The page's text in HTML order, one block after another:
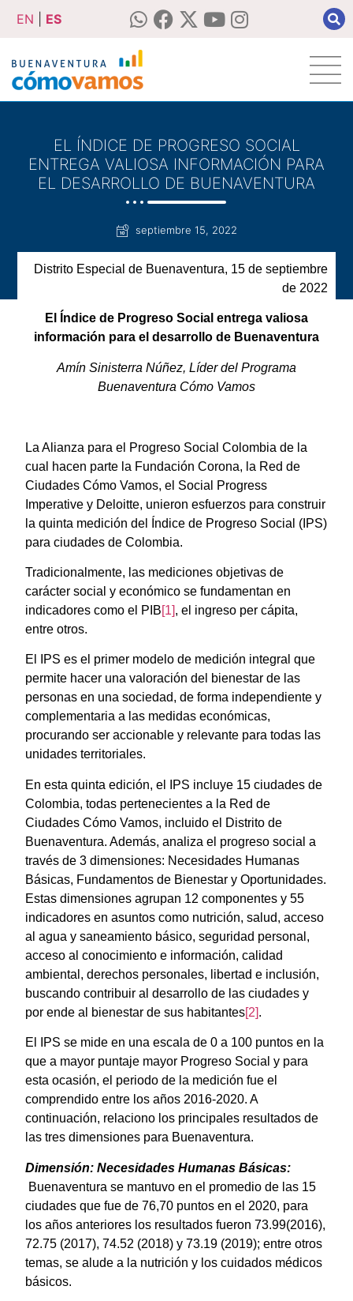
EN ES
EL ÍNDICE DE PROGRESO SOCIAL
ENTREGA VALIOSA INFORMACIÓN PARA
EL DESARROLLO DE BUENAVENTURA
septiembre 15, 2022
Distrito Especial de Buenaventura, 15 de septiembre
de 2022
El Índice de Progreso Social entrega valiosa
información para el desarrollo de Buenaventura
Amín Sinisterra Núñez, Líder del Programa
Buenaventura Cómo Vamos
La Alianza para el Progreso Social Colombia de la
cual hacen parte la Fundación Corona, la Red de
Ciudades Cómo Vamos, el Social Progress
Imperative y Deloitte, unieron esfuerzos para construir
la quinta medición del Índice de Progreso Social (IPS)
para ciudades de Colombia.
Tradicionalmente, las mediciones objetivas de
carácter social y económico se fundamentan en
indicadores como el PIB[1], el ingreso per cápita,
entre otros.
El IPS es el primer modelo de medición integral que
permite hacer una valoración del bienestar de las
personas en una sociedad, de forma independiente y
complementaria a las medidas económicas,
procurando ser accionable y relevante para todas las
unidades territoriales.
En esta quinta edición, el IPS incluye 15 ciudades de
Colombia, todas pertenecientes a la Red de
Ciudades Cómo Vamos, incluido el Distrito de
Buenaventura. Además, analiza el progreso social a
través de 3 dimensiones: Necesidades Humanas
Básicas, Fundamentos de Bienestar y Oportunidades.
Estas dimensiones agrupan 12 componentes y 55
indicadores en asuntos como nutrición, salud, acceso
al agua y saneamiento básico, seguridad personal,
acceso al conocimiento e información, calidad
ambiental, derechos personales, libertad e inclusión,
buscando contribuir al desarrollo de las ciudades y
por ende al bienestar de sus habitantes[2].
El IPS se mide en una escala de 0 a 100 puntos en la
que a mayor puntaje mayor Progreso Social y para
esta ocasión, el periodo de la medición fue el
comprendido entre los años 2016-2020. A
continuación, relaciono los principales resultados de
las tres dimensiones para Buenaventura.
Dimensión: Necesidades Humanas Básicas:
Buenaventura se mantuvo en el promedio de las 15
ciudades que fue de 76,70 puntos en el 2020, para
los años anteriores los resultados fueron 73.99(2016),
72.75 (2017), 74.52 (2018) y 73.19 (2019); entre otros
temas, se alude a la nutrición y los cuidados médicos
básicos.